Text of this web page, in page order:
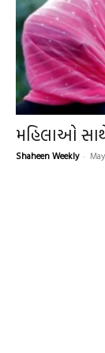
મહિલાઓ
Shaheen Weekly -